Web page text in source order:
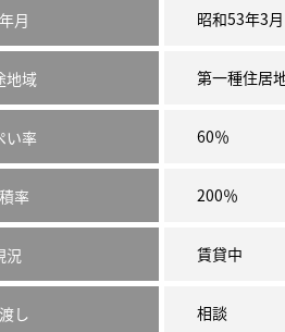
月 昭和53年3月
地域 第一種住居
い率 60％
率 200％
況 賃貸中
し 相談